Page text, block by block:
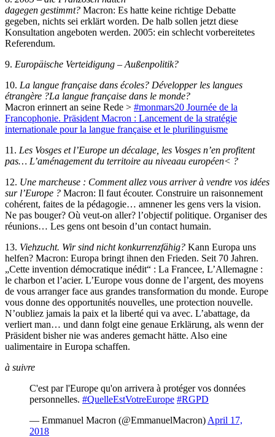
dagegen gestimmt? Macron: Es hatte keine richtige Debatte
gegeben, nichts sei erklärt worden. De halb sollen jetzt diese
Konsultation angeboten werden. 2005: ein schlecht vorbereitetes
Referendum.
9. Europäische Verteidigung – Außenpolitik?
10. La langue française dans écoles? Développer les langues
étrangère ?La langue française dans le monde?
Macron erinnert an seine Rede > #monmars20 Journée de la
Francophonie. Präsident Macron : Lancement de la stratégie
internationale pour la langue française et le plurilinguisme
11. Les Vosges et l’Europe un décalage, les Vosges n’en profitent
pas… L’aménagement du territoire au niveaau européen< ?
12. Une marcheuse : Comment allez vous arriver à vendre vos idées
sur l’Europe ? Macron: Il faut écouter. Construire un raisonnement
cohérent, faites de la pédagogie… amnener les gens vers la vision.
Ne pas bouger? Où veut-on aller? l’objectif politique. Organiser des
réunions… Les gens ont besoin d’un contact humain.
13. Viehzucht. Wir sind nicht konkurrenzfähig? Kann Europa uns
helfen? Macron: Europa bringt ihnen den Frieden. Seit 70 Jahren.
„Cette invention démocratique inédit“ : La Francee, L’Allemagne :
le charbon et l’acier. L’Europe vous donne de l’argent, des moyens
de vous arranger face aus grandes transformation du monde. Europe
vous donne des opportunités nouvelles, une protection nouvelle.
N’oubliez jamais la paix et la liberté qui va avec. L’abattage, da
verliert man… und dann folgt eine genaue Erklärung, als wenn der
Präsident bisher nie was anderes gemacht hätte. Also eine
ualimentaire in Europa schaffen.
à suivre
C'est par l'Europe qu'on arrivera à protéger vos données
personnelles. #QuelleEstVotreEurope #RGPD
— Emmanuel Macron (@EmmanuelMacron)April 17,
2018